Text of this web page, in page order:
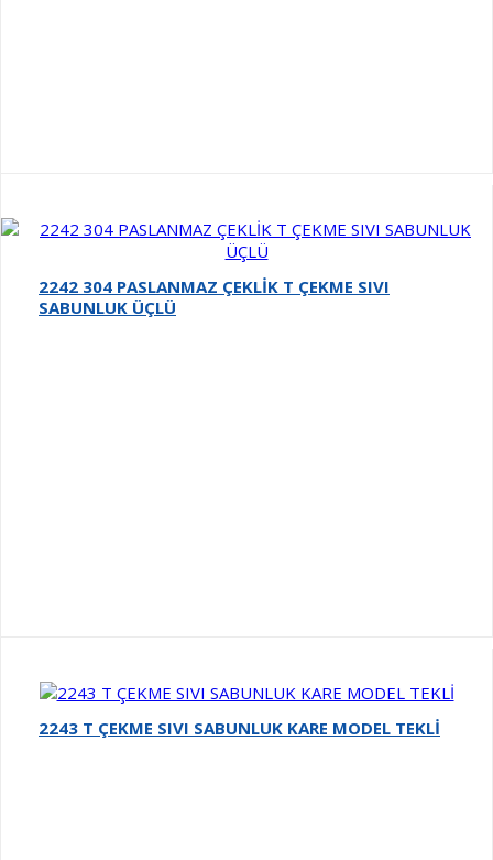
2242 304 PASLANMAZ ÇEKLİK T ÇEKME SIVI
SABUNLUK ÜÇLÜ
2243 T ÇEKME SIVI SABUNLUK KARE MODEL TEKLİ